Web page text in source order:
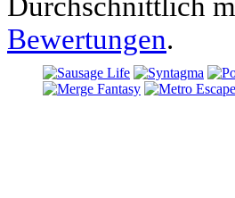
Bewertungen.